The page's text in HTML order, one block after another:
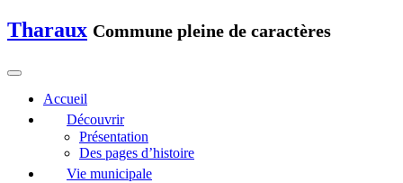
Tharaux Commune pleine de caractères
Accueil
Découvrir
Présentation
Des pages d’histoire
Vie municipale